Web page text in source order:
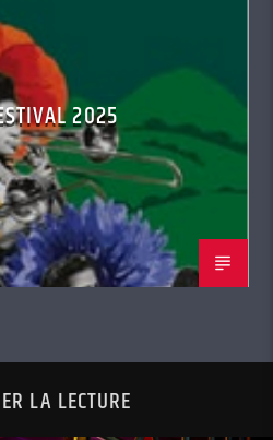
2025
LA LECTURE